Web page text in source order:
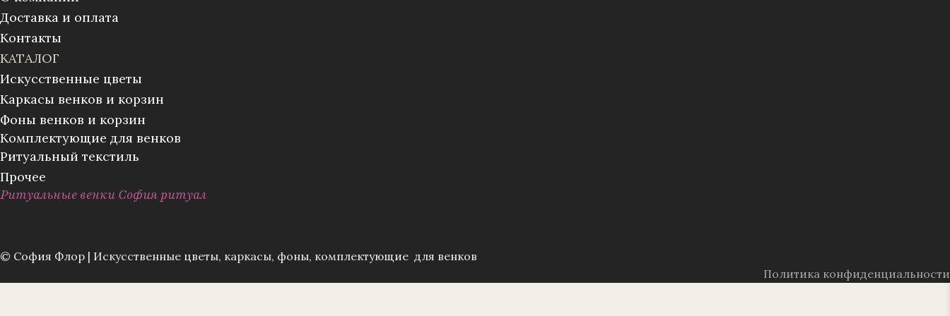
Доставка и оплата
Контакты
КАТАЛОГ
Искусственные цветы
Каркасы венков и корзин
Фоны венков и корзин
Комплектующие для венков
Ритуальный текстиль
Прочее
Ритуальные венки София ритуал
© София Флор | Искусственные цветы, каркасы, фоны, комплектующие для венков
Политика конфиденциальности